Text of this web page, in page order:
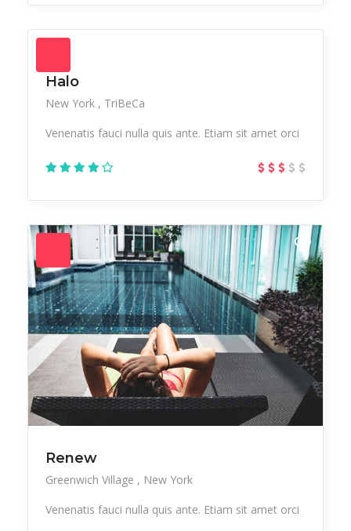
Halo
New York
TriBeCa
Venenatis fauci nulla quis ante. Etiam sit amet orci
Renew
Greenwich Village
New York
Venenatis fauci nulla quis ante. Etiam sit amet orci